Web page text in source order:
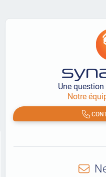
Une
Notre